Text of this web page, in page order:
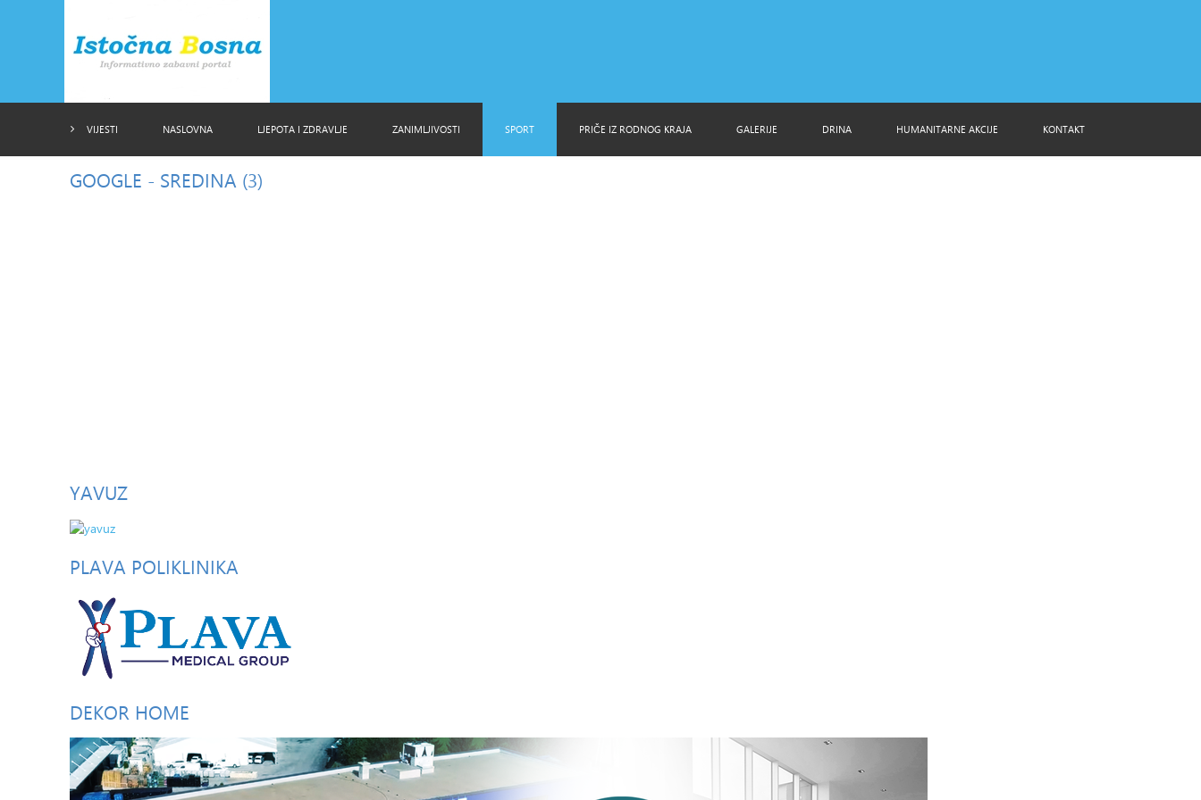
VIJESTI NASLOVNA LJEPOTA I ZDRAVLJE ZANIMLJIVOSTI SPORT PRIČE IZ RODNOG KRAJA GALERIJE DRINA HUMANITARNE AKCIJE KONTAKT
GOOGLE - SREDINA (3)
YAVUZ
PLAVA POLIKLINIKA
DEKOR HOME